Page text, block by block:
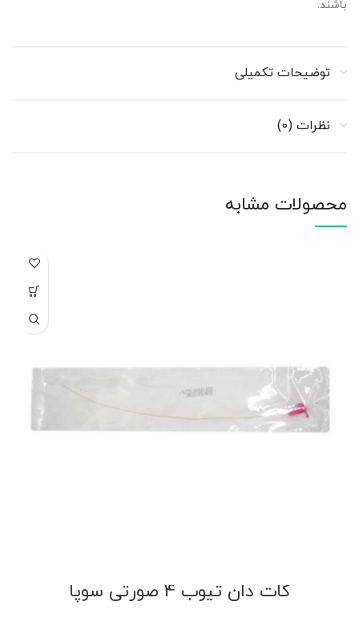
باشند.
توضیحات تکمیلی
نظرات (0)
محصولات مشابه
کات دان تیوب 4 صورتی سوپا